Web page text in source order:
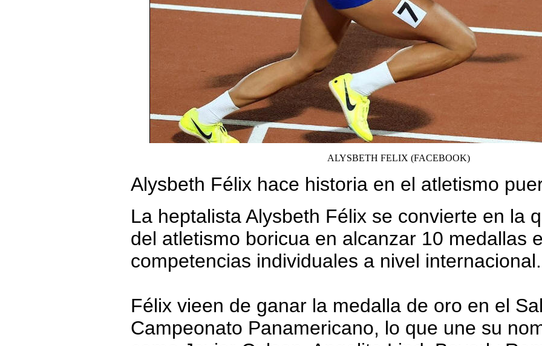
ALYSBETH FELIX (FACEBOOK)
Alysbeth Félix hace historia en el atletismo
La heptalista Alysbeth Félix se convierte en la
del atletismo boricua en alcanzar 10 medallas
competencias individuales a nivel internacional.
Félix vieen de ganar la medalla de oro en el
Campeonato Panamericano, lo que une su